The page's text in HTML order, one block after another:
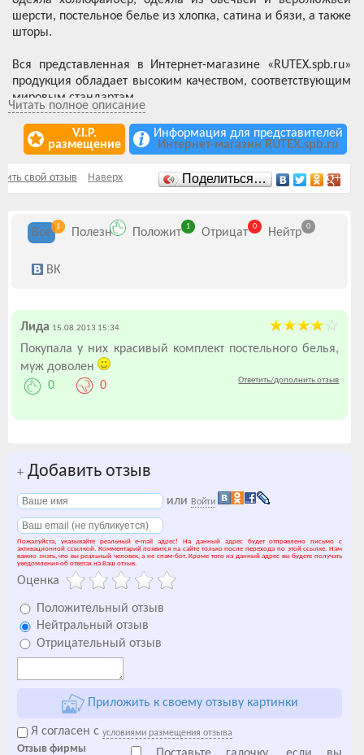
шерсти, постельное белье из хлопка, сатина и бязи, а также
шторы.
Вся представленная в Интернет-магазине «RUTEX.spb.ru»
продукция обладает высоким качеством, соответствующим
мировым стандартам.
Читать полное описание
V.I.P.
размещение
Информация для представителей
Интернет-магазин RUTEX.spb.ru
Отзывы
свой отзыв Наверх Поделиться…
Все 1 Полезн Положит 1 Отрицат 0 Нейтр 0
ВК
Лида 15.08.2013 15:34
Покупала у них красивый комплект постельного белья,
муж доволен
Ответить/дополнить отзыв
0 0
+ Добавить отзыв
или Войти
Пожалуйста, указывайте реальный e-mail адрес! На данный адрес будет отправлено письмо с
активационной ссылкой. Комментарий появится на сайте только после перехода по этой ссылке. Нам
важно знать, что вы реальный человек, а не спам-бот. Кроме того на данный адрес вы будете получать
уведомления об ответах на Ваш отзыв.
Оценка
Положительный отзыв
Нейтральный отзыв
Отрицательный отзыв
Приложить к своему отзыву картинки
Я согласен с условиями размещения отзыва
Отзыв фирмы